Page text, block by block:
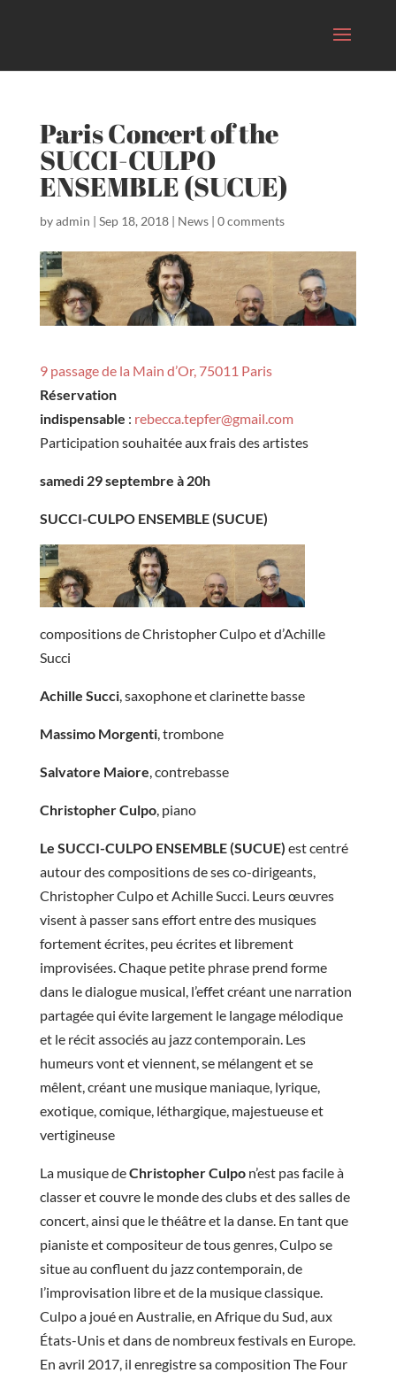
Paris Concert of the
SUCCI-CULPO
ENSEMBLE (SUCUE)
byadmin | Sep 18, 2018| News| 0 comments
9 passage de la Main d’Or, 75011 Paris
Réservation
indispensable : rebecca.tepfer@gmail.com
Participation souhaitée aux frais des artistes
samedi 29 septembre à 20h
SUCCI-CULPO ENSEMBLE (SUCUE)
compositions de Christopher Culpo et d’Achille
Succi
Achille Succi, saxophone et clarinette basse
Massimo Morgenti, trombone
Salvatore Maiore , contrebasse
Christopher Culpo, piano
Le SUCCI-CULPO ENSEMBLE (SUCUE) est centré
autour des compositions de ses co-dirigeants,
Christopher Culpo et Achille Succi. Leurs œuvres
visent à passer sans effort entre des musiques
fortement écrites, peu écrites et librement
improvisées. Chaque petite phrase prend forme
dans le dialogue musical, l’effet créant une narration
partagée qui évite largement le langage mélodique
et le récit associés au jazz contemporain. Les
humeurs vont et viennent, se mélangent et se
mêlent, créant une musique maniaque, lyrique,
exotique, comique, léthargique, majestueuse et
vertigineuse
La musique deChristopher Culpon’est pas facile à
classer et couvre le monde des clubs et des salles de
concert, ainsi que le théâtre et la danse. En tant que
pianiste et compositeur de tous genres, Culpo se
situe au confluent du jazz contemporain, de
l’improvisation libre et de la musique classique.
Culpo a joué en Australie, en Afrique du Sud, aux
États-Unis et dans de nombreux festivals en Europe.
En avril 2017, il enregistre sa composition The Four